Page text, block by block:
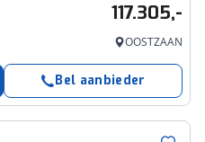
117.305,-
OOSTZAAN
Bel aanbieder